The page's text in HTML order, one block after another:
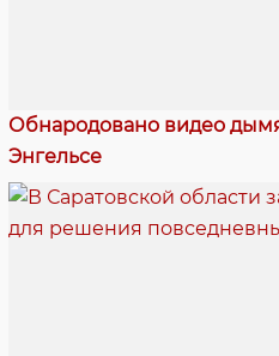
Обнародовано видео
Энгельсе